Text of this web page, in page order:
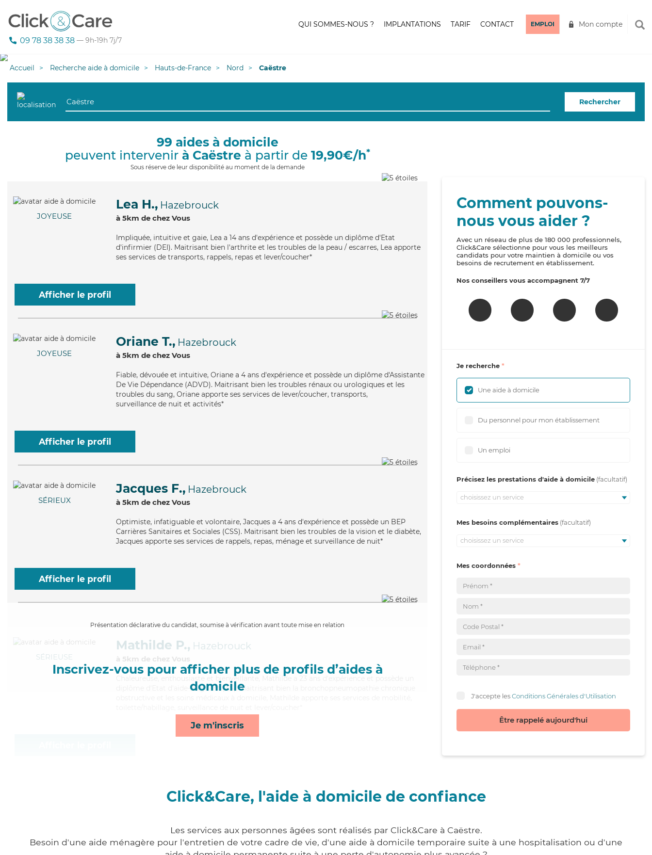
09 78 38 38 38 — 9h-19h 7j/7
QUI SOMMES-NOUS ? IMPLANTATIONS TARIF CONTACT EMPLOI Mon compte
Accueil Recherche aide à domicile Hauts-de-France Nord Caëstre
Rechercher
99 aides à domicile
peuvent intervenir à Caëstre à partir de 19,90€/h*
Sous réserve de leur disponibilité au moment de la demande
JOYEUSE
Lea H., Hazebrouck
à 5km de chez Vous
Impliquée, intuitive et gaie, Lea a 14 ans d'expérience et possède un diplôme d'Etat
d'infirmier (DEI). Maitrisant bien l'arthrite et les troubles de la peau / escarres, Lea apporte
ses services de transports, rappels, repas et lever/coucher*
Afficher le profil
JOYEUSE
Oriane T., Hazebrouck
à 5km de chez Vous
Fiable, dévouée et intuitive, Oriane a 4 ans d'expérience et possède un diplôme d'Assistante
De Vie Dépendance (ADVD). Maitrisant bien les troubles rénaux ou urologiques et les
troubles du sang, Oriane apporte ses services de lever/coucher, transports,
surveillance de nuit et activités*
Afficher le profil
SÉRIEUX
Jacques F., Hazebrouck
à 5km de chez Vous
Optimiste, infatiguable et volontaire, Jacques a 4 ans d'expérience et possède un BEP
Carrières Sanitaires et Sociales (CSS). Maitrisant bien les troubles de la vision et le diabète,
Jacques apporte ses services de rappels, repas, ménage et surveillance de nuit*
Afficher le profil
Présentation déclarative du candidat, soumise à vérification avant toute mise en relation
Inscrivez-vous pour afficher plus de profils d’aides à
domicile
Je m'inscris
SÉRIEUSE
Mathilde P., Hazebrouck
à 5km de chez Vous
Chaleureuse
, enthousiaste et bienveillante, Mathilde a 23 ans d'expérience et possède un
diplôme d'Etat d'aide-soignant (AS). Maitrisant bien la bronchopneumopathie chronique
Comment pouvons-
nous vous aider ?
Avec un réseau de plus de 180 000 professionnels,
Click&Care sélectionne pour vous les meilleurs
candidats pour votre maintien à domicile ou vos
besoins de recrutement en établissement.
Nos conseillers vous accompagnent 7/7
Je recherche
Une aide à domicile
Du personnel pour mon établissement
Un emploi
Précisez les prestations d'aide à domicile
choisissez un service
Mes besoins complémentaires
choisissez un service
Mes coordonnées
J'accepte lesConditions Générales d'Utilisation
Être rappelé aujourd'hui
Click&Care, l'aide à domicile de confiance
Les services aux personnes âgées sont réalisés par Click&Care à Caëstre.
Besoin d'une aide ménagère pour l'entretien de votre cadre de vie, d'une aide à domicile temporaire suite à une hospitalisation ou d'une